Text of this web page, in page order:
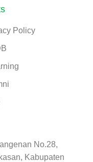
Policy
No.28,
Kabupaten